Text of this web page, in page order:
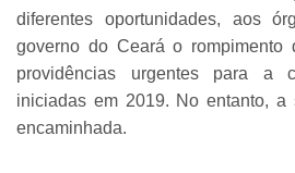
diferentes oportunidades, aos
governo do Ceará o rompimento
providências urgentes para a
iniciadas em 2019. No entanto, a
encaminhada.